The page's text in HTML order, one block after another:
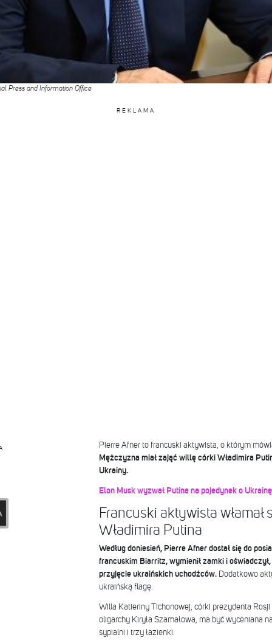
Press and Information Office
REKLAMA
Pierre Afner to francuski aktywista, o którym
Mężczyzna miał zająć willę córki Władimira
Ukrainy.
Elon Musk wyzwał Putina na pojedynek o
Francuski aktywista włamał
Władimira Putina
Według doniesień, Pierre Afner dostał się do
francuskim Biarritz, wymienił zamki i
przyjęcie ukraińskich uchodźców.Dodatkowo
ukraińską flagę.
Willa Katieriny Tichonowej, córki prezydenta Rosji
oligarchy Kiryła Szamałowa, ma być wyceniana
sypialni i trzy łazienki.